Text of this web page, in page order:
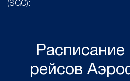
(SGC):
Расписание
рейсов